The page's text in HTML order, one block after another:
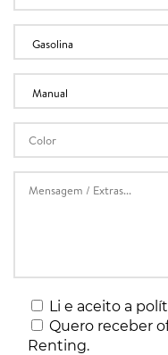
Li e aceito a
Quero receber
Renting.